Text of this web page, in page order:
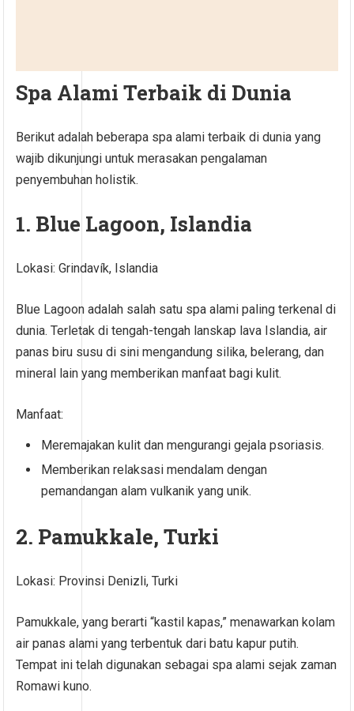
Spa Alami Terbaik di Dunia
Berikut adalah beberapa spa alami terbaik di dunia yang
wajib dikunjungi untuk merasakan pengalaman
penyembuhan holistik.
1. Blue Lagoon, Islandia
Lokasi: Grindavík, Islandia
Blue Lagoon adalah salah satu spa alami paling terkenal di
dunia. Terletak di tengah-tengah lanskap lava Islandia, air
panas biru susu di sini mengandung silika, belerang, dan
mineral lain yang memberikan manfaat bagi kulit.
Manfaat:
Meremajakan kulit dan mengurangi gejala psoriasis.
Memberikan relaksasi mendalam dengan
pemandangan alam vulkanik yang unik.
2. Pamukkale, Turki
Lokasi: Provinsi Denizli, Turki
Pamukkale, yang berarti “kastil kapas,” menawarkan kolam
air panas alami yang terbentuk dari batu kapur putih.
Tempat ini telah digunakan sebagai spa alami sejak zaman
Romawi kuno.